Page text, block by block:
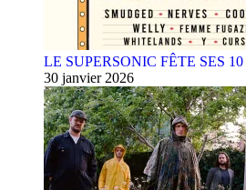
LE SUPERSONIC FÊTE SES
30 janvier 2026